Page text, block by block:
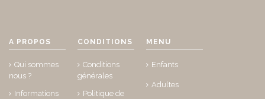
A PROPOS
Qui sommes
nous ?
Informations
CONDITIONS
Conditions
générales
Politique de
MENU
Enfants
Adultes